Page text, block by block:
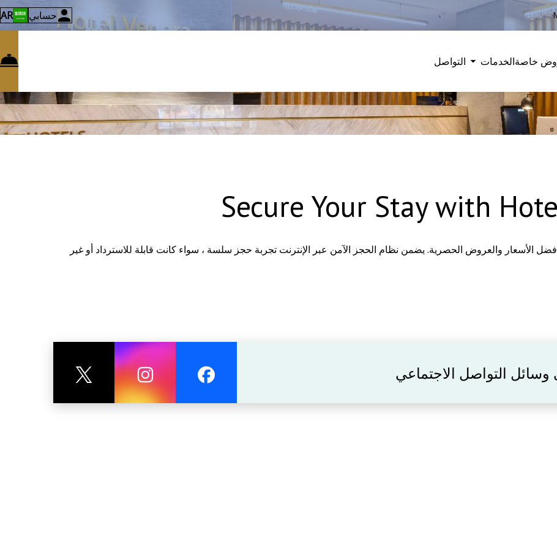
حسابي AR
خاصةالخدمات التواصل
Secure Your Stay with
الأسعار والعروض الحصرية. يضمن نظام الحجز الآمن عبر الإنترنت تجربة حجز سلسة ، سواء كانت قابلة للاسترداد أو غير
وسائل التواصل الاجتماعي